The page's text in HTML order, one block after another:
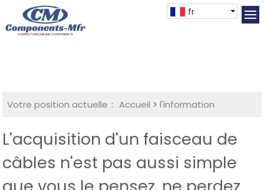
fr
Votre position actuelle： Accueil >l'information
L'acquisition d'un faisceau de
câbles n'est pas aussi simple